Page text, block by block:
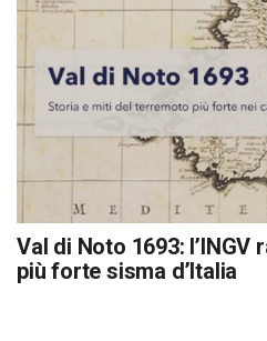
Val di Noto 1693:
più forte sisma d’Italia